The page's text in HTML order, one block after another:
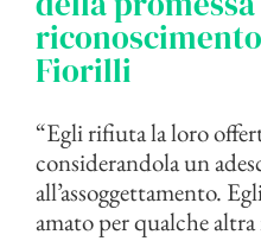
Fiorilli
“Egli rifiuta la loro
considerandola un
all’assoggettamento.
amato per qualche